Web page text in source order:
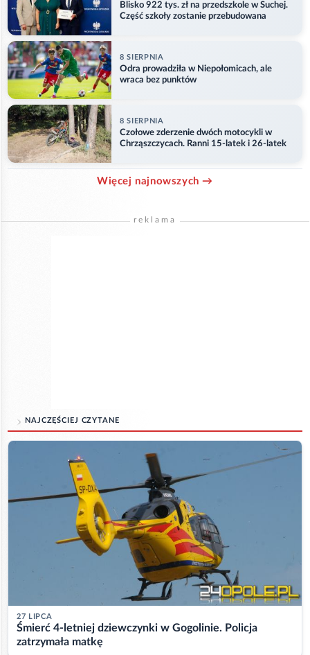
Blisko 922 tys. zł na przedszkole w Suchej.
Część szkoły zostanie przebudowana
8 SIERPNIA
Odra prowadziła w Niepołomicach, ale
wraca bez punktów
8 SIERPNIA
Czołowe zderzenie dwóch motocykli w
Chrząszczycach. Ranni 15-latek i 26-latek
Więcej najnowszych →
reklama
NAJCZĘŚCIEJ CZYTANE
27 LIPCA
Śmierć 4-letniej dziewczynki w Gogolinie. Policja
zatrzymała matkę